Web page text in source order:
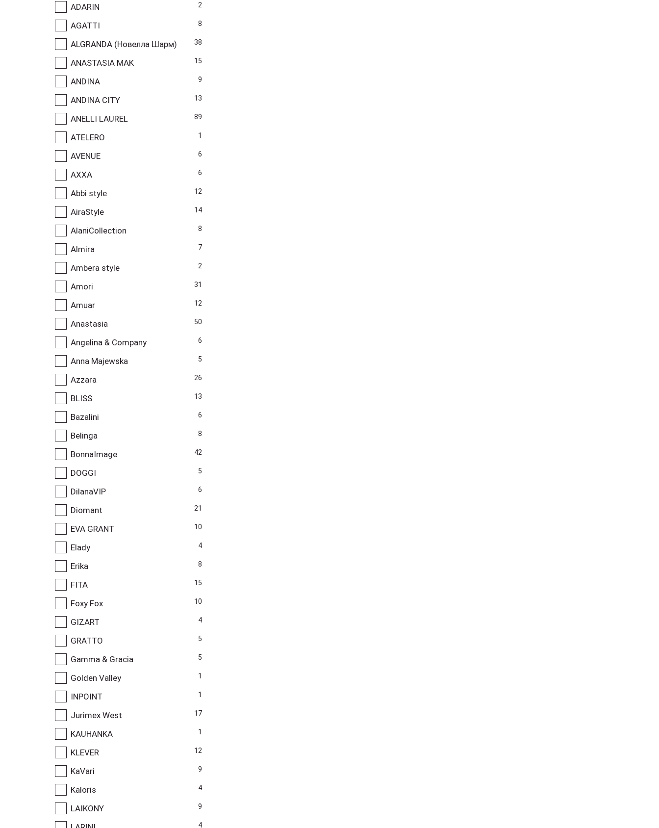
ADARIN 2
AGATTI 8
ALGRANDA (Новелла Шарм) 38
ANASTASIA MAK 15
ANDINA 9
ANDINA CITY 13
ANELLI LAUREL 89
ATELERO 1
AVENUE 6
AXXA 6
Abbi style 12
AiraStyle 14
AlaniCollection 8
Almira 7
Ambera style 2
Amori 31
Amuar 12
Anastasia 50
Angelina & Company 6
Anna Majewska 5
Azzara 26
BLISS 13
Bazalini 6
Belinga 8
BonnaImage 42
DOGGI 5
DilanaVIP 6
Diomant 21
EVA GRANT 10
Elady 4
Erika 8
FITA 15
Foxy Fox 10
GIZART 4
GRATTO 5
Gamma & Gracia 5
Golden Valley 1
INPOINT 1
Jurimex West 17
KAUHANKA 1
KLEVER 12
KaVari 9
Kaloris 4
LAIKONY 9
4